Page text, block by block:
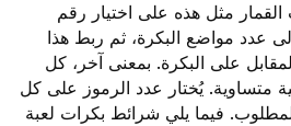
مثل هذه على اختيار رقم
لكل بكرة، من 1 إلى عدد مواضع البكرة، ثم ربط هذا
على البكرة. بمعنى آخر، كل
متساوية. يُختار عدد الرموز على كل
فيما يلي شرائط بكرات لعبة